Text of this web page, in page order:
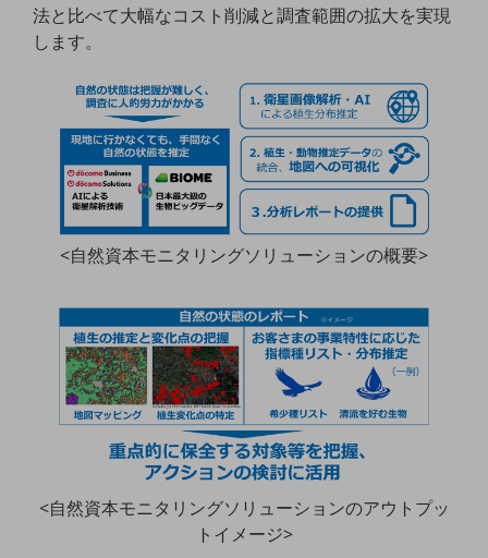
モビリティ
製造・建設業
キーワードで探す
モバイルTOP
法人向けスマホ・携帯に関する、
おすすめの機種、料金やサービスをご紹介
ビジネス向けスマートフォン
タフネススマートフォン
データ通信製品
ドコモケータイ
5G対応ホームルーター
通信モジュール製品
法と比べて大幅なコスト削減と調査範囲の拡大を実現
します。
<自然資本モニタリングソリューションの概要>
<自然資本モニタリングソリューションのアウトプッ
トイメージ>